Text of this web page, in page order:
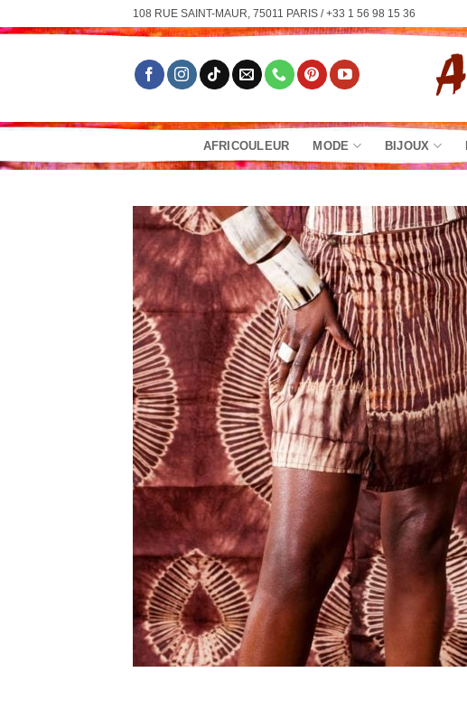
au
108 RUE SAINT-MAUR, 75011 PARIS / +33 1 56 98 15 36
AFRICOULEUR MODE BIJOUX